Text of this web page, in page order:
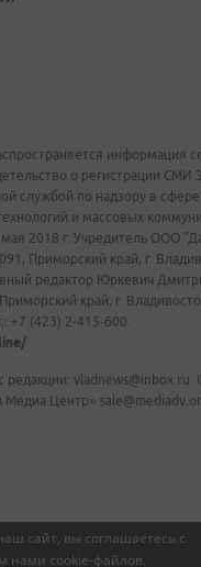
сайт, вы соглашаетесь с
нами cookie-файлов.
информация
о регистрации
службой по надзору в сфере
и массовых
2018 г. Учредитель ООО
Приморский край, г.
редактор Юркевич
край, г.
+7 (423) 2-415-600.
редакции: vladnews@inbox.ru.
Центр»